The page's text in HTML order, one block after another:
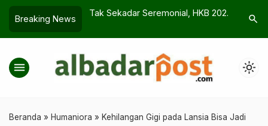
Breaking News
Tak Sekadar Seremonial, HKB 2026
Doasearch
menu light_mode
Beranda » Humaniora » Kehilangan Gigi pada Lansia Bisa Jadi